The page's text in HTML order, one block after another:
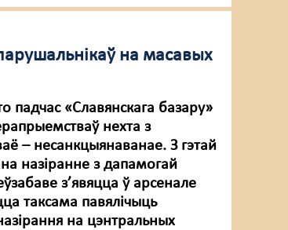
на масавых
падчас «Славянскага базару»
нехта з
– несанкцыянаванае. З гэтай
назіранне з дапамогай
з’явяцца ў арсенале
таксама павялічыць
на цэнтральных